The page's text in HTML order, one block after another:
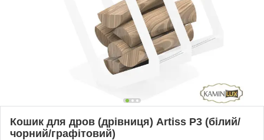
Кошик для дров (дрівниця) Artiss P3 (білий/
чорний/графітовий)